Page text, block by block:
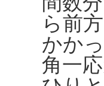
ら前
かか
角一